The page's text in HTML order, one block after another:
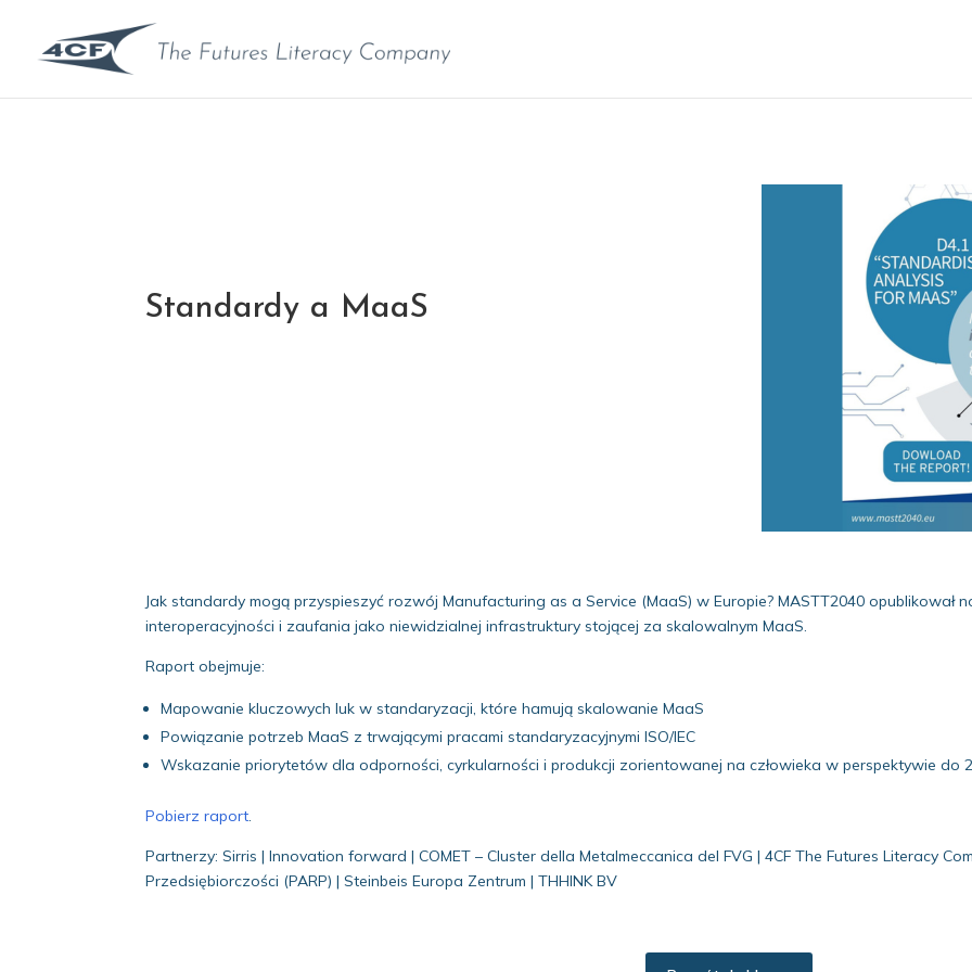
Standardy a MaaS
Jak standardy mogą przyspieszyć rozwój Manufacturing as a Service (MaaS) w Europie? MASTT2040 opublikował
interoperacyjności i zaufania jako niewidzialnej infrastruktury stojącej za skalowalnym MaaS.
Raport obejmuje:
Mapowanie kluczowych luk w standaryzacji, które hamują skalowanie MaaS
Powiązanie potrzeb MaaS z trwającymi pracami standaryzacyjnymi ISO/IEC
Wskazanie priorytetów dla odporności, cyrkularności i produkcji zorientowanej na człowieka w perspektywie do
Pobierz raport.
Partnerzy: Sirris | Innovation forward | COMET – Cluster della Metalmeccanica del FVG | 4CF The Futures Literacy
Przedsiębiorczości (PARP) | Steinbeis Europa Zentrum | THHINK BV